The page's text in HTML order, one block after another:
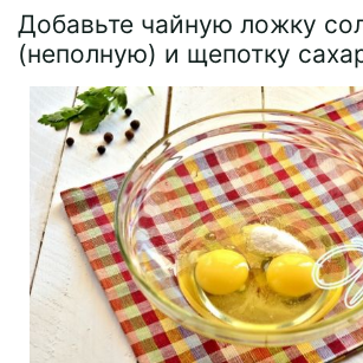
Добавьте чайную ложку
(неполную) и щепотку